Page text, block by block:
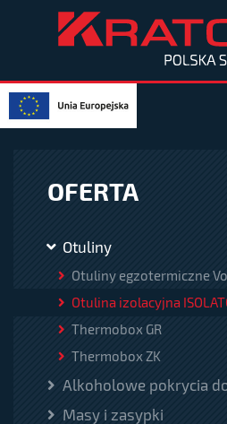
OFERTA
Otuliny
Otuliny egzotermiczne
Otulina izolacyjna
Thermobox GR
Thermobox ZK
Alkoholowe pokrycia
Masy i zasypki